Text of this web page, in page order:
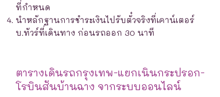
ที่กำหนด
นำหลักฐานการชำระเงินไปรับตั๋วจริงที่เคาน์เตอร์
บ.ทัวร์ที่เดินทาง ก่อนรถออก 30 นาที
ตารางเดินรถกรุงเทพ-แยกเนินกระปรอก-
โรบินสันบ้านฉาง จากระบบออนไลน์